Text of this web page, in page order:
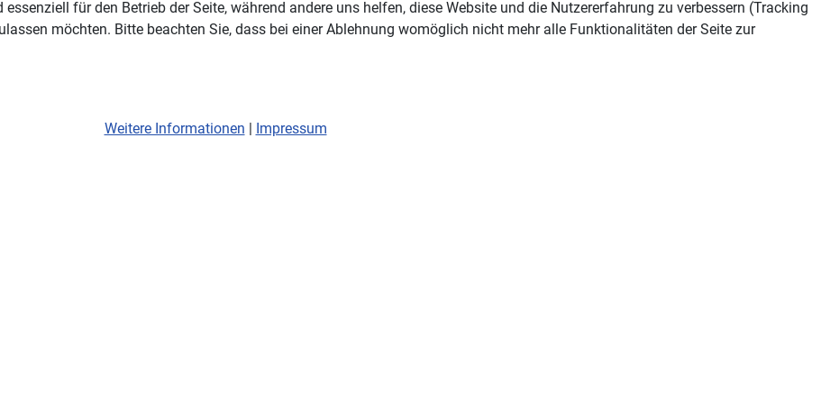
für den Betrieb der Seite, während andere uns helfen, diese Website und die Nutzererfahrung zu verbessern (Tracking
möchten. Bitte beachten Sie, dass bei einer Ablehnung womöglich nicht mehr alle Funktionalitäten der Seite zur
Weitere Informationen | Impressum